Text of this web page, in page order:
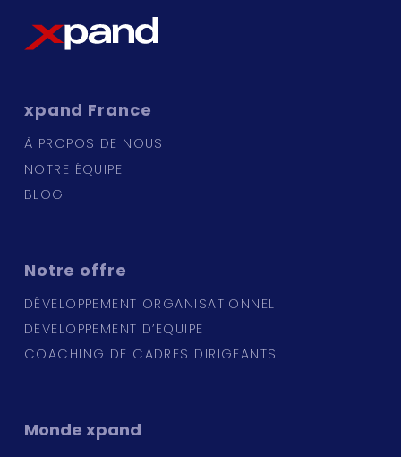
xpand France
À PROPOS DE NOUS
NOTRE ÉQUIPE
BLOG
Notre offre
DÉVELOPPEMENT ORGANISATIONNEL
DÉVELOPPEMENT D’ÉQUIPE
COACHING DE CADRES DIRIGEANTS
Monde xpand